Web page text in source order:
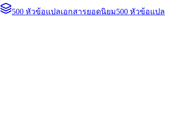
500 หัวข้อแปลเอกสารยอดนิยม500 หัวข้อแปล